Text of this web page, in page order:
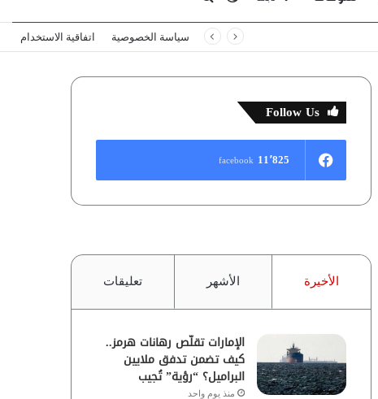
عنالمظلم
سياسة الخصوصية اتفاقية الاستخدام
Follow Us
11٬825 facebook
الأخيرة الأشهر تعليقات
الإمارات تقلّص رهانات هرمز..
كيف تضمن تدفق ملايين
البراميل؟ “رؤية” تُجيب
منذ يوم واحد